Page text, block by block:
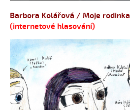
Barbora Kolářová / Moje rodinka
(internetové hlasování)